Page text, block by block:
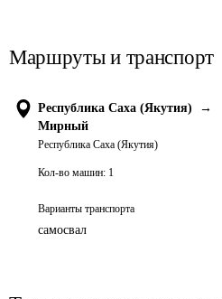
Маршруты и транспорт
Республика Саха (Якутия)
→
Мирный
Республика Саха (Якутия)
Кол-во машин: 1
Варианты транспорта
самосвал